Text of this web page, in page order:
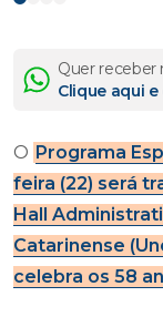
Quer receber
Clique aqui
O Programa
feira (22) será
Hall
Catarinense
celebra os 58